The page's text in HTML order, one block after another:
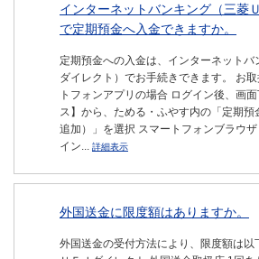
インターネットバンキング（三菱
で定期預金へ入金できますか。
定期預金への入金は、インターネットバ
ダイレクト）でお手続きできます。 お
トフォンアプリの場合 ログイン後、画
ス】から、ためる・ふやす内の「定期
追加）」を選択 スマートフォンブラウ
イン... 詳細表示
外国送金に限度額はありますか。
外国送金の受付方法により、限度額は以